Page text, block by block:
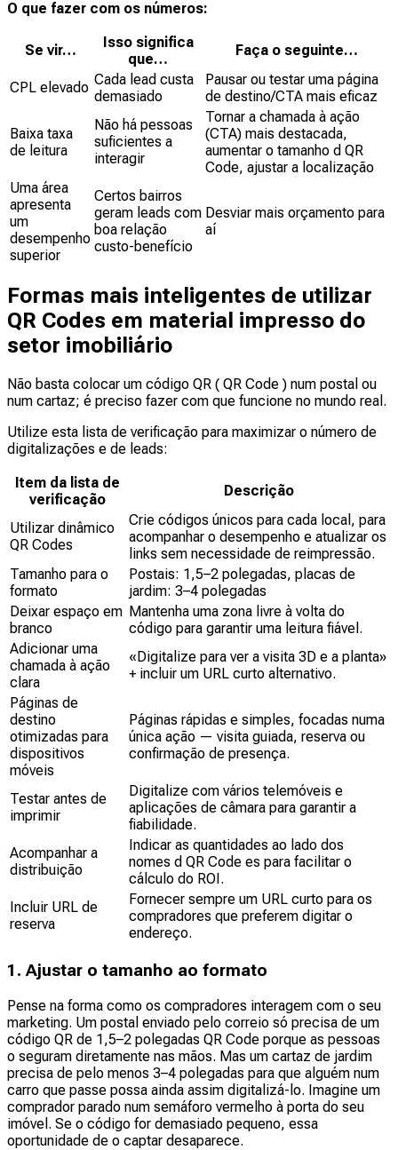
O que fazer com os números:
Se vir…
Isso significa
que…
Faça o seguinte…
CPL elevado Cada lead custa
demasiado
Pausar ou testar uma página
de destino/CTA mais eficaz
Baixa taxa
de leitura
Não há pessoas
suficientes a
interagir
Tornar a chamada à ação
(CTA) mais destacada,
aumentar o tamanho d QR
Code, ajustar a localização
Uma área
apresenta
um
desempenho
superior
Certos bairros
geram leads com
boa relação
custo-benefício
Desviar mais orçamento para
aí
Formas mais inteligentes de utilizar
QR Codes em material impresso do
setor imobiliário
Não basta colocar um código QR ( QR Code ) num postal ou
num cartaz; é preciso fazer com que funcione no mundo real.
Utilize esta lista de verificação para maximizar o número de
digitalizações e de leads:
Item da lista de
verificação
Descrição
Utilizar dinâmico
QR Codes
Crie códigos únicos para cada local, para
acompanhar o desempenho e atualizar os
links sem necessidade de reimpressão.
Tamanho para o
formato
Postais: 1,5–2 polegadas, placas de
jardim: 3–4 polegadas
Deixar espaço em
branco
Mantenha uma zona livre à volta do
código para garantir uma leitura fiável.
Adicionar uma
chamada à ação
clara
«Digitalize para ver a visita 3D e a planta»
+ incluir um URL curto alternativo.
Páginas de
destino
otimizadas para
dispositivos
móveis
Páginas rápidas e simples, focadas numa
única ação — visita guiada, reserva ou
confirmação de presença.
Testar antes de
imprimir
Digitalize com vários telemóveis e
aplicações de câmara para garantir a
fiabilidade.
Acompanhar a
distribuição
Indicar as quantidades ao lado dos
nomes d QR Code es para facilitar o
cálculo do ROI.
Incluir URL de
reserva
Fornecer sempre um URL curto para os
compradores que preferem digitar o
endereço.
1. Ajustar o tamanho ao formato
Pense na forma como os compradores interagem com o seu
marketing. Um postal enviado pelo correio só precisa de um
código QR de 1,5–2 polegadas QR Code porque as pessoas
o seguram diretamente nas mãos. Mas um cartaz de jardim
precisa de pelo menos 3–4 polegadas para que alguém num
carro que passe possa ainda assim digitalizá-lo. Imagine um
comprador parado num semáforo vermelho à porta do seu
imóvel. Se o código for demasiado pequeno, essa
oportunidade de o captar desaparece.